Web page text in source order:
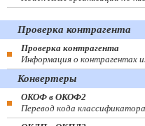
Проверка контрагента
Проверка контрагента
Информация о контрагентах
Конвертеры
ОКОФ в ОКОФ2
Перевод кода